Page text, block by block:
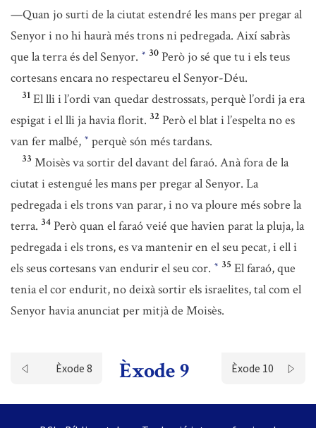
—Quan jo surti de la ciutat estendré les mans per pregar al
Senyor i no hi haurà més trons ni pedregada. Així sabràs
que la terra és del Senyor. * 30 Però jo sé que tu i els teus
cortesans encara no respectareu el Senyor-Déu.
31 El lli i l’ordi van quedar destrossats, perquè l’ordi ja era
espigat i el lli ja havia florit. 32 Però el blat i l’espelta no es
van fer malbé, * perquè són més tardans.
33 Moisès va sortir del davant del faraó. Anà fora de la
ciutat i estengué les mans per pregar al Senyor. La
pedregada i els trons van parar, i no va ploure més sobre la
terra. 34 Però quan el faraó veié que havien parat la pluja, la
pedregada i els trons, es va mantenir en el seu pecat, i ell i
els seus cortesans van endurir el seu cor. * 35 El faraó, que
tenia el cor endurit, no deixà sortir els israelites, tal com el
Senyor havia anunciat per mitjà de Moisès.
Èxode 8 Èxode 9 Èxode 10